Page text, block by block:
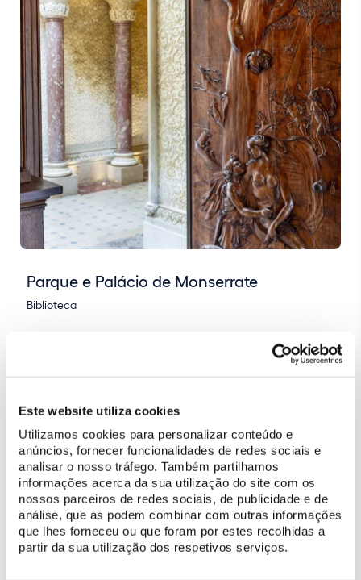
Este website utiliza cookies
Utilizamos cookies para personalizar conteúdo e
anúncios, fornecer funcionalidades de redes sociais e
analisar o nosso tráfego. Também partilhamos
informações acerca da sua utilização do site com os
nossos parceiros de redes sociais, de publicidade e de
análise, que as podem combinar com outras informações
que lhes forneceu ou que foram por estes recolhidas a
partir da sua utilização dos respetivos serviços.
Parque e Palácio de Monserrate
Biblioteca